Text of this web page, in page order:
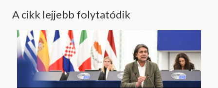
A cikk lejjebb folytatódik